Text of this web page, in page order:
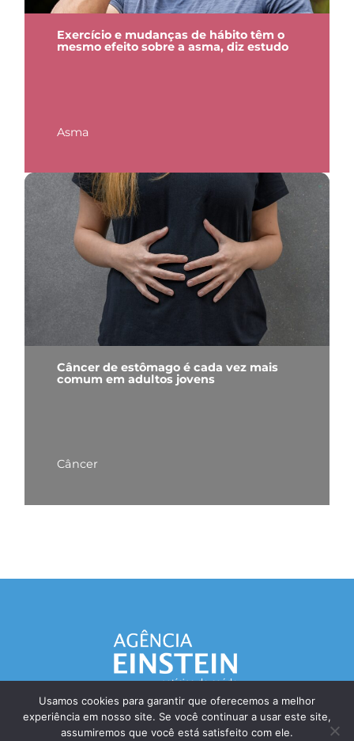
Exercício e mudanças de hábito têm o
mesmo efeito sobre a asma, diz estudo
Asma
Câncer de estômago é cada vez mais
comum em adultos jovens
Câncer
Responsável Técnico: Dr. Eliezer Silva - CRM: 85148-SP
Usamos cookies para garantir que oferecemos a melhor
experiência em nosso site. Se você continuar a usar este site,
assumiremos que você está satisfeito com ele.